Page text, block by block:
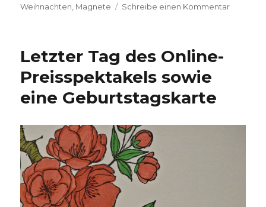
Weihnachten Magnete Schreibe einen Kommentarzu
Letzter Tag des Online-
Preisspektakels sowie
eine Geburtstagskarte